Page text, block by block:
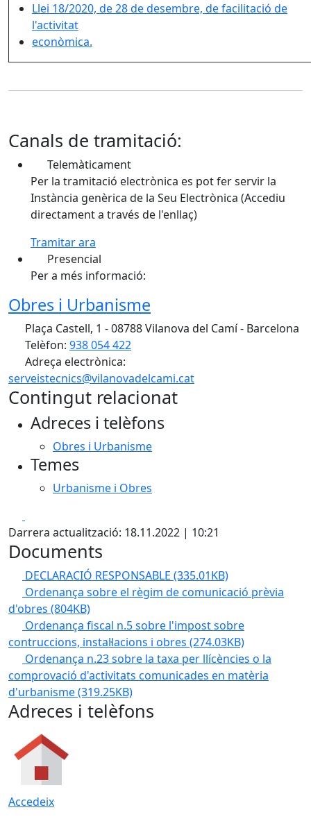
Llei 18/2020, de 28 de desembre, de facilitació de
l'activitat
econòmica.
Canals de tramitació:
Telemàticament
Per la tramitació electrònica es pot fer servir la
Instància genèrica de la Seu Electrònica (Accediu
directament a través de l'enllaç)
Tramitar ara
Presencial
Per a més informació:
Obres i Urbanisme
Plaça Castell, 1 - 08788 Vilanova del Camí - Barcelona
Telèfon: 938 054 422
Adreça electrònica:
serveistecnics@vilanovadelcami.cat
Contingut relacionat
Adreces i telèfons
Obres i Urbanisme
Temes
Urbanisme i Obres
Darrera actualització: 18.11.2022 | 10:21
Documents
DECLARACIÓ RESPONSABLE (335.01KB)
Ordenança sobre el règim de comunicació prèvia
d'obres (804KB)
Ordenança fiscal n.5 sobre l'impost sobre
contruccions, instal·lacions i obres (274.03KB)
Ordenança n.23 sobre la taxa per llícències o la
comprovació d'activitats comunicades en matèria
d'urbanisme(319.25KB)
Adreces i telèfons
Accedeix